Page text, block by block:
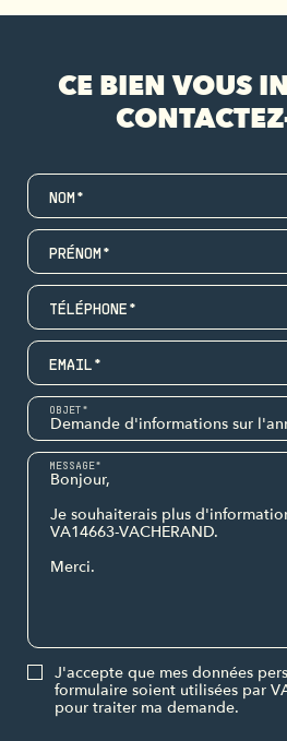
CE BIEN VOUS
NOM*
PRÉNOM*
TÉLÉPHONE*
EMAIL*
OBJET*
MESSAGE*
J'accepte que mes données
formulaire soient utilisées par
pour traiter ma demande.